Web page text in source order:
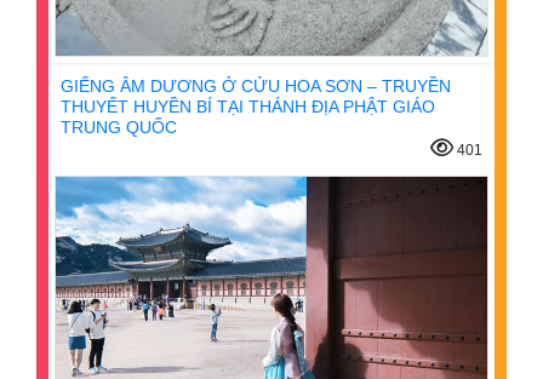
GIẾNG ÂM DƯƠNG Ở CỬU HOA SƠN – TRUYỀN
THUYẾT HUYỀN BÍ TẠI THÁNH ĐỊA PHẬT GIÁO
TRUNG QUỐC
401